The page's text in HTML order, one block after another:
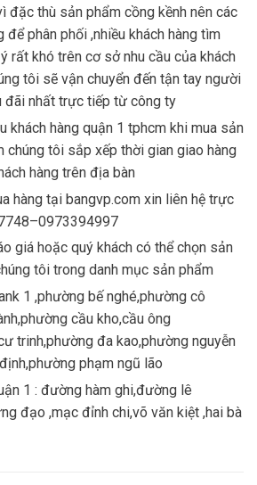
đặc thù sản phẩm cồng kềnh nên các
để phân phối ,nhiều khách hàng tìm
rất khó trên cơ sở nhu cầu của khách
tôi sẽ vận chuyển đến tận tay người
đãi nhất trực tiếp từ công ty
khách hàng quận 1 tphcm khi mua sản
chúng tôi sắp xếp thời gian giao hàng
hàng trên địa bàn
hàng tại bangvp.com xin liên hệ trực
giá hoặc quý khách có thể chọn sản
tôi trong danh mục sản phẩm
1 ,phường bế nghé,phường cô
cầu kho,cầu ông
trinh,phường đa kao,phường nguyễn
phạm ngũ lão
1 : đường hàm ghi,đường lê
đạo ,mạc đỉnh chi,võ văn kiệt ,hai bà